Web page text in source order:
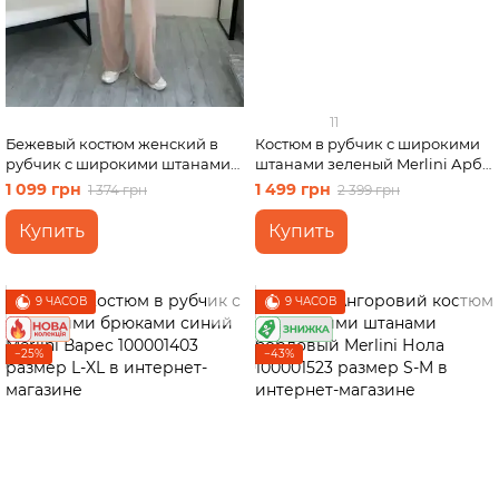
Бежевый костюм женский в
рубчик с широкими штанами
Merlini Мантуя 100000403,
размер L-2XL
1 099 грн 1 374 грн
Купить
11
Костюм в рубчик с широкими
штанами зеленый Merlini Арбо
100001485 размер S-M
1 499 грн 2 399 грн
Купить
9 ЧАСОВ
−25%
9 ЧАСОВ
−43%